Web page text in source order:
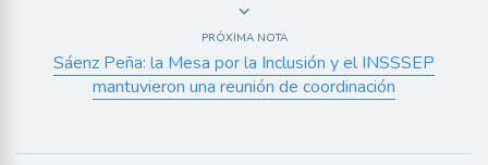
PRÓXIMA NOTA
Sáenz Peña: la Mesa por la Inclusión y el INSSSEP
mantuvieron una reunión de coordinación